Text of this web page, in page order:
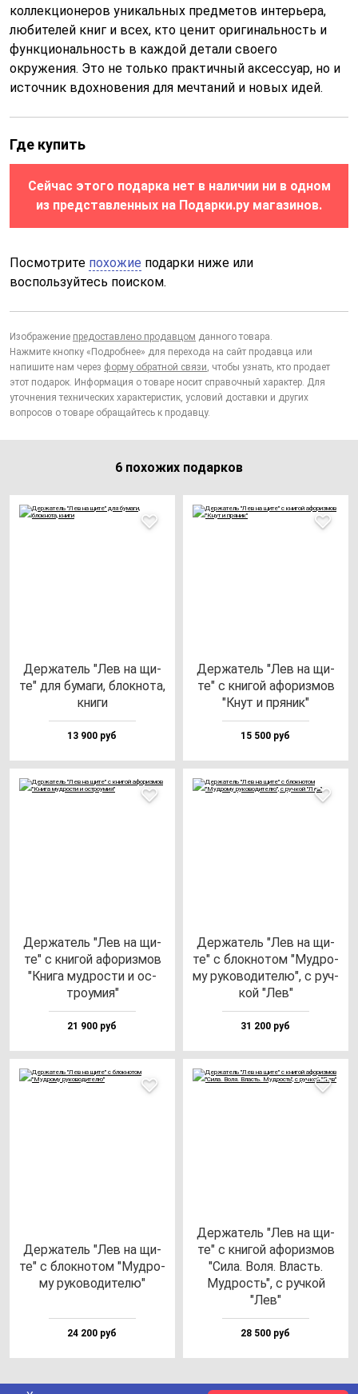
коллекционеров уникальных предметов интерьера,
любителей книг и всех, кто ценит оригинальность и
функциональность в каждой детали своего
окружения. Это не только практичный аксессуар, но и
источник вдохновения для мечтаний и новых идей.
Где купить
Сейчас этого подарка нет в наличии ни в одном
из представленных на Подарки.ру магазинов.
Посмотрите похожие подарки ниже или
воспользуйтесь поиском.
Изображение предоставлено продавцом данного товара.
Нажмите кнопку «Подробнее» для перехода на сайт продавца или
напишите нам через форму обратной связи, чтобы узнать, кто продает
этот подарок. Информация о товаре носит справочный характер. Для
уточнения технических характеристик, условий доставки и других
вопросов о товаре обращайтесь к продавцу.
6 похожих подарков
Дер­жа­тель "Лев на щи­
те" для бу­ма­ги, блок­но­та,
кни­ги
13 900 руб
Дер­жа­тель "Лев на щи­
те" с кни­гой афо­риз­мов
"Кнут и пря­ник"
15 500 руб
Дер­жа­тель "Лев на щи­
те" с кни­гой афо­риз­мов
"Кни­га муд­рос­ти и ос­
тро­умия"
21 900 руб
Дер­жа­тель "Лев на щи­
те" с блок­но­том "Муд­ро­
му ру­ко­во­ди­те­лю", с руч­
кой "Лев"
31 200 руб
Дер­жа­тель "Лев на щи­
те" с блок­но­том "Муд­ро­
му ру­ко­во­ди­те­лю"
24 200 руб
Дер­жа­тель "Лев на щи­
те" с кни­гой афо­риз­мов
"Сила. Воля. Власть.
Муд­рость", с руч­кой
"Лев"
28 500 руб